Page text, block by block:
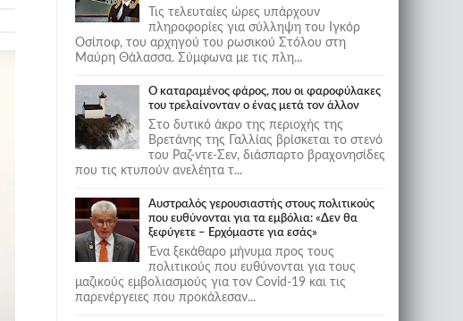
Τις τελευταίες ώρες υπάρχουν
πληροφορίες για σύλληψη του Ιγκόρ
Οσίποφ, του αρχηγού του ρωσικού Στόλου στη
Μαύρη Θάλασσα. Σύμφωνα με τις πλη...
Ο καταραμένος φάρος, που οι φαροφύλακες
του τρελαίνονταν ο ένας μετά τον άλλον
Στο δυτικό άκρο της περιοχής της
Βρετάνης της Γαλλίας βρίσκεται το στενό
του Ραζ-ντε-Σεν, διάσπαρτο βραχονησίδες
που τις κτυπούν ανελέητα τ...
Αυστραλός γερουσιαστής στους πολιτικούς
που ευθύνονται για τα εμβόλια: «Δεν θα
ξεφύγετε – Ερχόμαστε για εσάς»
Ένα ξεκάθαρο μήνυμα προς τους
πολιτικούς που ευθύνονται για τους
μαζικούς εμβολιασμούς για τον Covid-19 και τις
παρενέργειες που προκάλεσαν...